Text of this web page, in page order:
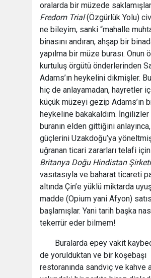
oralarda bir müzede
Fredom Trial(Özgürlük Yolu)
ne bileyim, sanki “mahalle
binasını andıran, ahşap bir
yapılma bir müze burası. Onun
kurtuluş örgütü önderlerinden
Adams’ın heykelini dikmişler.
hiç de anlayamadan, hayretler
küçük müzeyi gezip Adams’ın
heykeline bakakaldım. İngilizler
buranın elden gittiğini
güçlerini Uzakdoğu’ya
uğranan ticari zararları telafi için
Britanya Doğu Hindistan Şirketi
vasıtasıyla ve baharat ticareti
altında Çin’e yüklü miktarda
madde (Opium yani Afyon)
başlamışlar. Yani tarih başka
tekerrür eder bilmem!
Buralarda epey vakit
de yorulduktan ve bir köşebaşı
restoranında sandviç ve kahve